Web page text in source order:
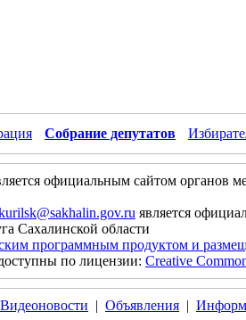
Собрание депутатов
официальным сайтом органов
является
Сахалинской области
программным продуктом и
по лицензии: Creative
Видеоновости | Объявления |